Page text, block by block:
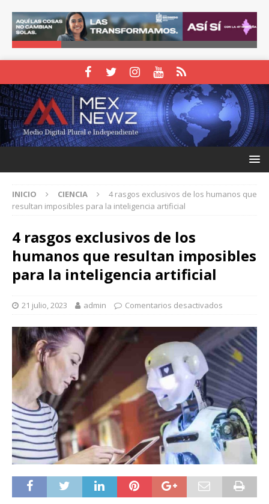
INICIO CIENCIA
4 rasgos exclusivos de los humanos que
resultan imposibles para la inteligencia artificial
4 rasgos exclusivos de los
humanos que resultan imposibles
para la inteligencia artificial
21 julio, 2023 admin Comentarios desactivados